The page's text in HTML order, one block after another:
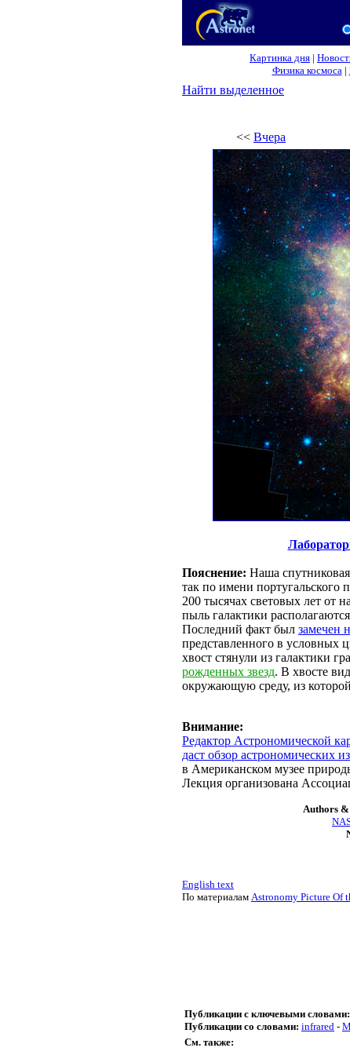
Картинка дня |
Физика космоса|
Найти выделенное
<< Вчера
Пояснение: Наша спутниковая
так по имени португальского
200 тысячах световых лет от
пыль галактики
Последний факт был замечен
представленного в условных
хвост стянули из галактики
рожденных звезд. В хвосте
окружающую среду, из
Внимание:
Редактор Астрономической
даст обзор астрономических
в Американском музее
Лекция организована
Authors
English text
По материалам Astronomy Picture Of
Публикации с ключевыми словами:
Публикации со словами: infrared -
См. также: